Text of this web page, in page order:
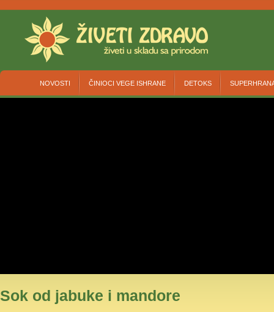
NOVOSTI ČINIOCI VEGE ISHRANE DETOKS
Sok od jabuke i mandore